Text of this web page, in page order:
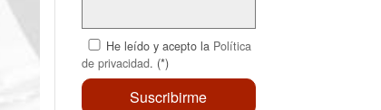
He leído y acepto la Política
de privacidad. (*)